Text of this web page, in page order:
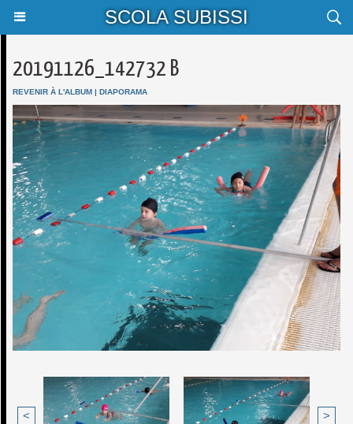
SCOLA SUBISSI
20191126_142732 B
REVENIR À L'ALBUM | DIAPORAMA
< >